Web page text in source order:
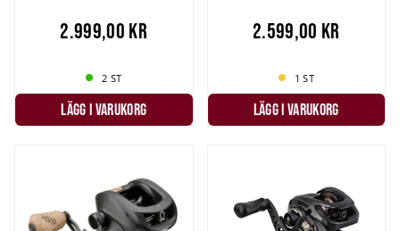
2.999,00 kr
2 ST
LÄGG I VARUKORG
2.599,00 kr
1 ST
LÄGG I VARUKORG